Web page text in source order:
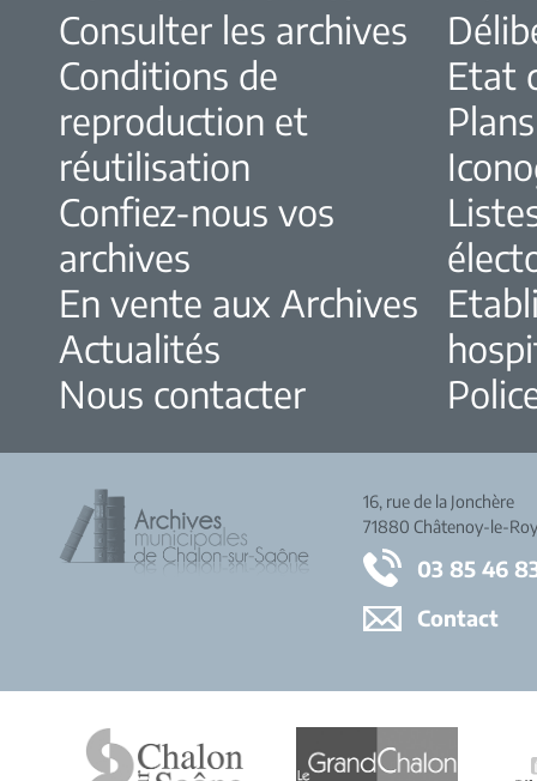
Consulter les archives
Conditions de
reproduction et
réutilisation
Confiez-nous vos
archives
En vente aux Archives
Actualités
Nous contacter
Etat
Plans
16, rue de la Jonchère
71880 Châtenoy-le-
03 85 46
Contact